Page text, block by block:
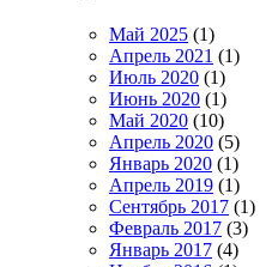
Май 2025 (1)
Апрель 2021 (1)
Июль 2020 (1)
Июнь 2020 (1)
Май 2020 (10)
Апрель 2020 (5)
Январь 2020 (1)
Апрель 2019 (1)
Сентябрь 2017 (1)
Февраль 2017 (3)
Январь 2017 (4)